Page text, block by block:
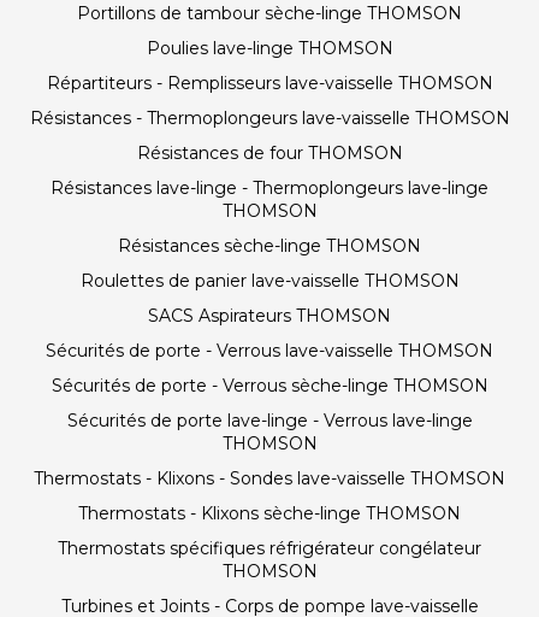
Portillons de tambour sèche-linge THOMSON
Poulies lave-linge THOMSON
Répartiteurs - Remplisseurs lave-vaisselle THOMSON
Résistances - Thermoplongeurs lave-vaisselle THOMSON
Résistances de four THOMSON
Résistances lave-linge - Thermoplongeurs lave-linge
THOMSON
Résistances sèche-linge THOMSON
Roulettes de panier lave-vaisselle THOMSON
SACS Aspirateurs THOMSON
Sécurités de porte - Verrous lave-vaisselle THOMSON
Sécurités de porte - Verrous sèche-linge THOMSON
Sécurités de porte lave-linge - Verrous lave-linge
THOMSON
Thermostats - Klixons - Sondes lave-vaisselle THOMSON
Thermostats - Klixons sèche-linge THOMSON
Thermostats spécifiques réfrigérateur congélateur
THOMSON
Turbines et Joints - Corps de pompe lave-vaisselle